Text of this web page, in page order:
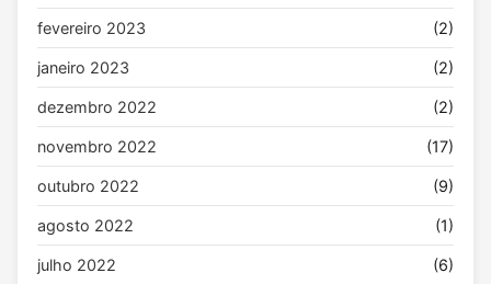
fevereiro 2023 (2)
janeiro 2023 (2)
dezembro 2022 (2)
novembro 2022 (17)
outubro 2022 (9)
agosto 2022 (1)
julho 2022 (6)